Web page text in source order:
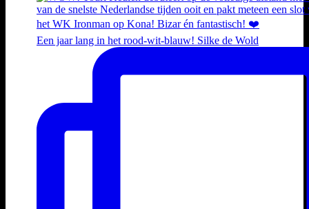
Een jaar lang in het rood-wit-blauw! Silke de Wold